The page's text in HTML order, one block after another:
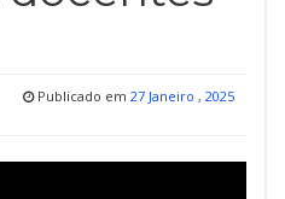
Publicado em 27 Janeiro , 2025